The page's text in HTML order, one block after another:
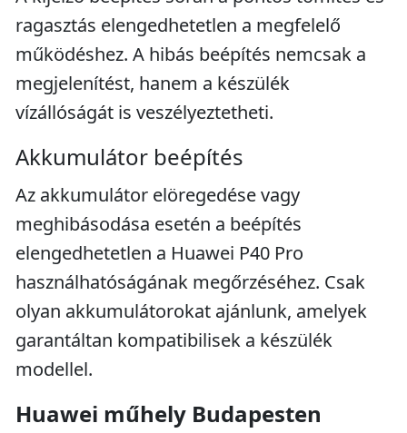
ragasztás elengedhetetlen a megfelelő
működéshez. A hibás beépítés nemcsak a
megjelenítést, hanem a készülék
vízállóságát is veszélyeztetheti.
Akkumulátor beépítés
Az akkumulátor elöregedése vagy
meghibásodása esetén a beépítés
elengedhetetlen a Huawei P40 Pro
használhatóságának megőrzéséhez. Csak
olyan akkumulátorokat ajánlunk, amelyek
garantáltan kompatibilisek a készülék
modellel.
Huawei műhely Budapesten